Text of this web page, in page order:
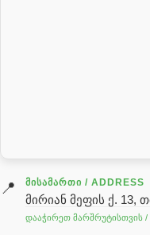
გადაცემათა
ძრავის ზეთი
ჰიდრავლიკის
📍 ᲛᲘᲡᲐᲛᲐᲠᲗᲘ / ADDRESS
მირიან მეფის ქ. 13,
დააჭირეთ მარშრუტისთვის /